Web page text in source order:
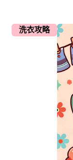
洗衣攻略